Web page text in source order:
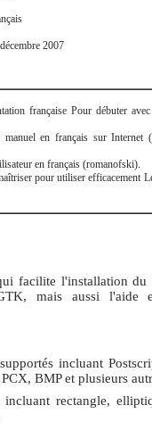
2007
française Pour débuter
manuel en français sur Internet
en français (romanofski).
pour utiliser efficacement
facilite l'installation
mais aussi l'aide
incluant
BMP et plusieurs
rectangle,